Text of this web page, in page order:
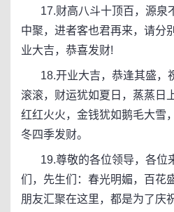
17.财高八斗十顶百，源泉
中聚，进者客也君再来，请分
业大吉，恭喜发财!
18.开业大吉，恭逢其盛，
滚滚，财运犹如夏日，蒸蒸日
红红火火，金钱犹如鹅毛大雪
冬四季发财。
19.尊敬的各位领导，各位
们，先生们：春光明媚，百花
朋友汇聚在这里，都是为了庆